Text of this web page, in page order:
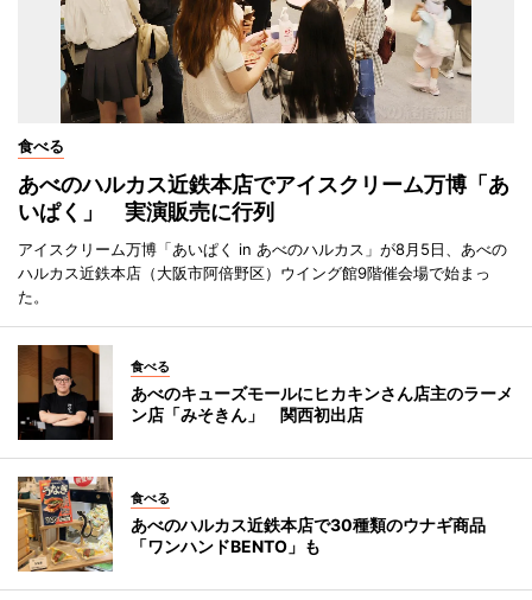
食べる
あべのハルカス近鉄本店でアイスクリーム万博「あ
いぱく」 実演販売に行列
アイスクリーム万博「あいぱく in あべのハルカス」が8月5日、あべの
ハルカス近鉄本店（大阪市阿倍野区）ウイング館9階催会場で始まっ
た。
食べる
あべのキューズモールにヒカキンさん店主のラーメ
ン店「みそきん」 関西初出店
食べる
あべのハルカス近鉄本店で30種類のウナギ商品
「ワンハンドBENTO」も